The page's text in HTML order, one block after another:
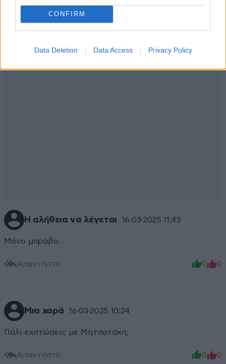
CONFIRM
Data Deletion Data Access Privacy Policy
Απαντήστε
Η αλήθεια να λέγεται 16·03·2025 11:43
Μόνο μπράβο.
Απαντήστε 0 0
Μια χαρά 16·03·2025 10:24
Πάλι εκπτώσεις με Μητσοτάκη;
Απαντήστε 0 0